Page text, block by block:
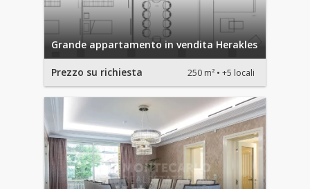
Grande appartamento in vendita Herakles
Prezzo su richiesta 250 m² +5 locali